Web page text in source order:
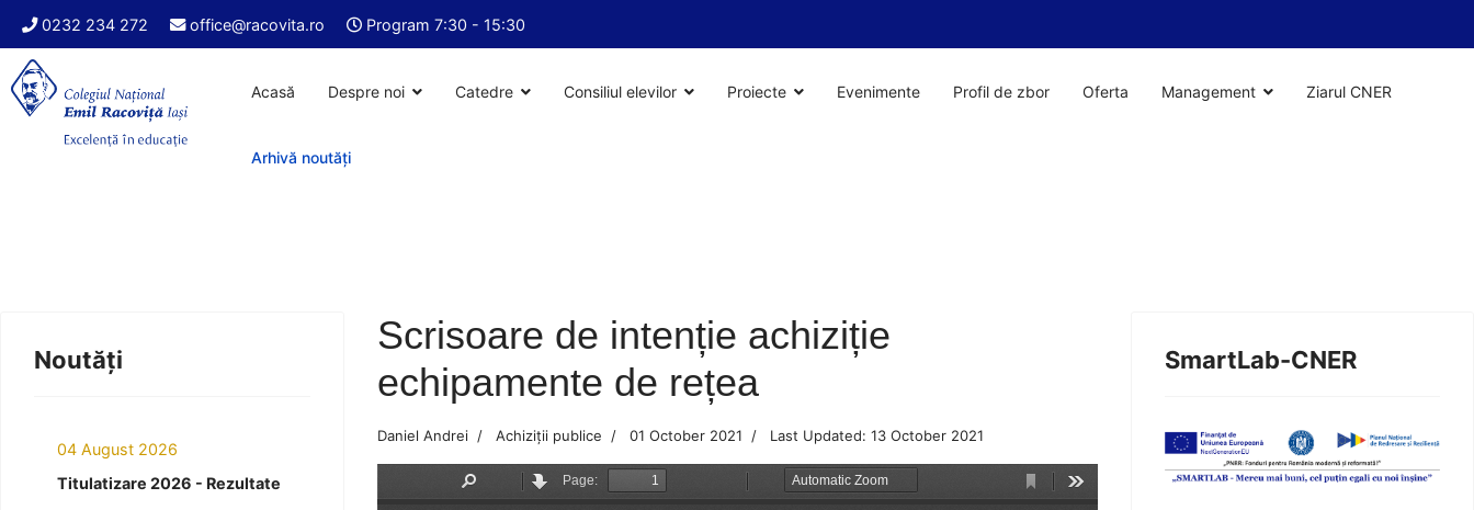
0232 234 272 office@racovita.ro Program 7:30 - 15:30
Acasă Despre noi Catedre Consiliul elevilor Proiecte Evenimente Profil de zbor Oferta Management Ziarul CNER
Arhivă noutăți
Noutăți
04 August 2026
Titulatizare 2026 - Rezultate
Scrisoare de intenție achiziție
echipamente de rețea
Daniel Andrei Achiziții publice 01 October 2021 Last Updated: 13 October 2021
SmartLab-CNER